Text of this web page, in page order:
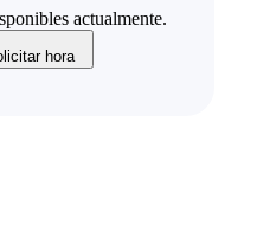
actualmente.
hora